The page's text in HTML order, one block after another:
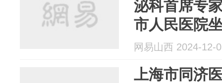
泌科首席专
市人民医院
网易山西 2024-12-
上海市同济